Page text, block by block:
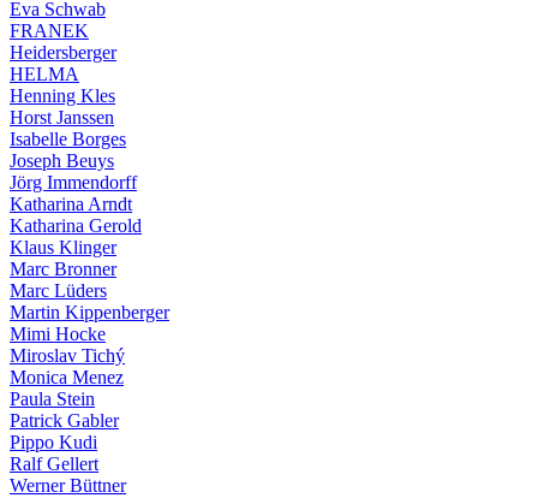
Eva Schwab
FRANEK
Heidersberger
HELMA
Henning Kles
Horst Janssen
Isabelle Borges
Joseph Beuys
Jörg Immendorff
Katharina Arndt
Katharina Gerold
Klaus Klinger
Marc Bronner
Marc Lüders
Martin Kippenberger
Mimi Hocke
Miroslav Tichý
Monica Menez
Paula Stein
Patrick Gabler
Pippo Kudi
Ralf Gellert
Werner Büttner